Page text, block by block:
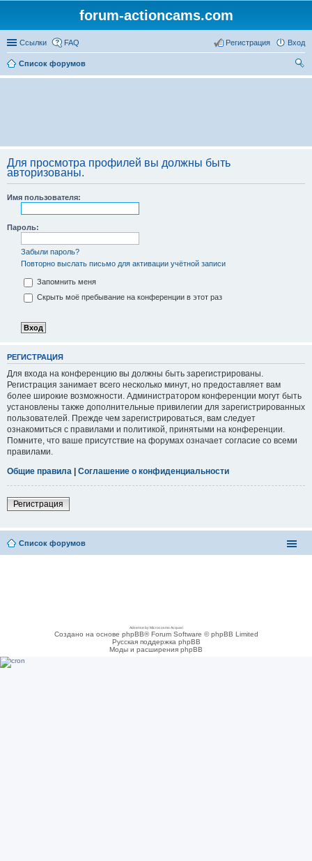
forum-actioncams.com
Ссылки FAQ Вход
Регистрация
Список форумов
ои
Для просмотра профилей вы должны быть
авторизованы.
Имя пользователя:
Пароль:
Забыли пароль?
Повторно выслать письмо для активации учётной записи
Запомнить меня
Скрыть моё пребывание на конференции в этот раз
РЕГИСТРАЦИЯ
Для входа на конференцию вы должны быть зарегистрированы.
Регистрация занимает всего несколько минут, но предоставляет вам
более широкие возможности. Администратором конференции могут быть
установлены также дополнительные привилегии для зарегистрированных
пользователей. Прежде чем зарегистрироваться, вам следует
ознакомиться с правилами и политикой, принятыми на конференции.
Помните, что ваше присутствие на форумах означает согласие со всеми
правилами.
Общие правила | Соглашение о конфиденциальности
Регистрация
Список форумов
Adsense by Microcosmo Acquari
Создано на основе phpBB® Forum Software © phpBB Limited
Русская поддержка phpBB
Моды и расширения phpBB